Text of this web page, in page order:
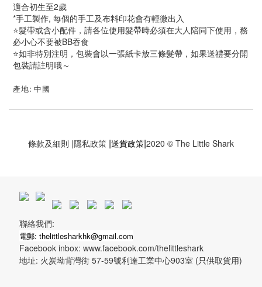
適合初生至2歲
*手工製作, 每個的手工及布料印花會有輕微出入
⭐️髮帶或含小配件，請各位使用髮帶時必須在大人陪同下使用，務
必小心不要被BB吞食
⭐️如非特別注明，包裝會以一張紙卡放三條髮帶，如果送禮要分開
包裝請註明哦～
產地: 中國
條款及細則 |隱私政策 |送貨政策|2020 © The Little Shark
聯絡我們:
電郵: thelittlesharkhk@gmail.com
Facebook inbox: www.facebook.com/thelittleshark
地址: 火炭坳背灣街 57-59號利達工業中心903室 (只供取貨用)